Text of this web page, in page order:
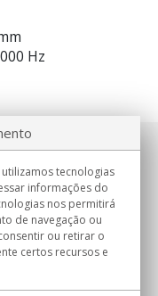
Hz
tecnologias
informações do
nos permitirá
de navegação ou
ou retirar o
certos recursos e